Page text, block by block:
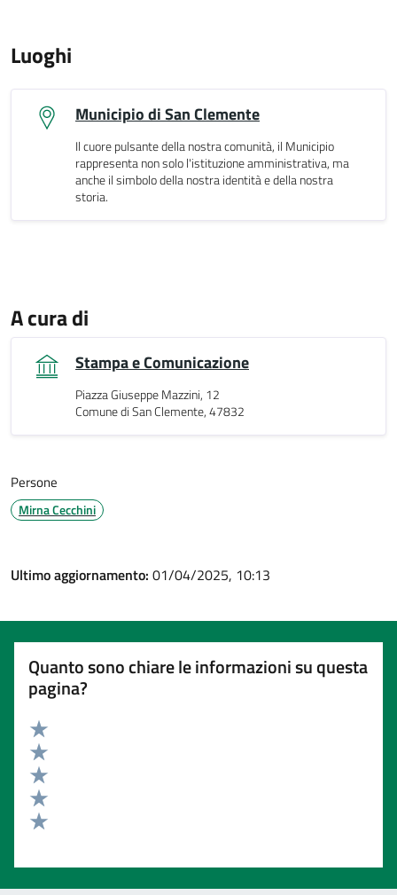
Luoghi
Municipio di San Clemente
Il cuore pulsante della nostra comunità, il Municipio
rappresenta non solo l'istituzione amministrativa, ma
anche il simbolo della nostra identità e della nostra
storia.
A cura di
Stampa e Comunicazione
Piazza Giuseppe Mazzini, 12
Comune di San Clemente, 47832
Persone
Mirna Cecchini
Ultimo aggiornamento: 01/04/2025, 10:13
Quanto sono chiare le informazioni su questa
pagina?
Valuta 5 stelle su 5
Valuta 4 stelle su 5
Valuta 3 stelle su 5
Valuta 2 stelle su 5